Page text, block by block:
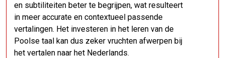
en subtiliteiten beter te begrijpen, wat resulteert
in meer accurate en contextueel passende
vertalingen. Het investeren in het leren van de
Poolse taal kan dus zeker vruchten afwerpen bij
het vertalen naar het Nederlands.